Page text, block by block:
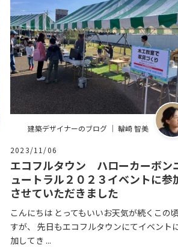
建築デザイナーのブログ ｜ 輪崎 智美
2023/11/06
エコフルタウン ハローカーボン
ュートラル２０２３イベントに参
させていただきました
こんにちは とってもいいお天気が続くこの
すが、 先日もエコフルタウンにてイベント
加してき ...